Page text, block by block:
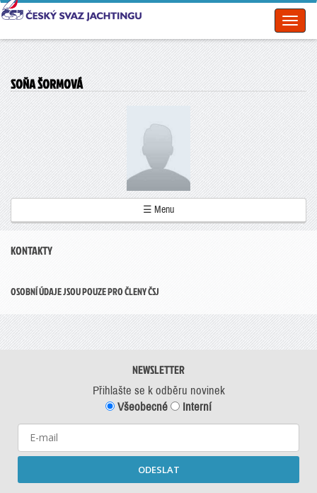
SOŇA ŠORMOVÁ
☰ Menu
KONTAKTY
OSOBNÍ ÚDAJE JSOU POUZE PRO ČLENY ČSJ
NEWSLETTER
Přihlašte se k odběru novinek
Všeobecné
Interní
ODESLAT